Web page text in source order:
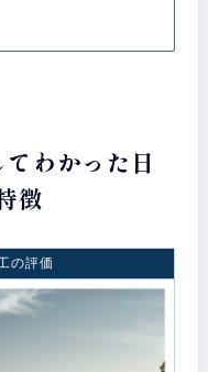
わかった日
徴
の評価